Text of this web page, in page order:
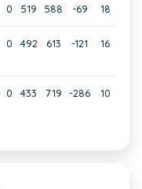
0 519 588 -69 18
0 492 613 -121 16
0 433 719 -286 10